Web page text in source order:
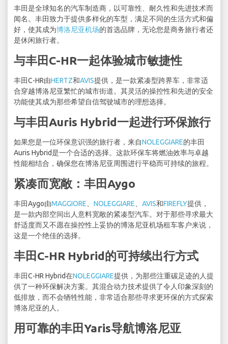
丰田是全球知名的汽车制造商，以可靠性、耐久性和先进技术而
闻名。丰田致力于提供多样化的车型，满足不同的生活方式和偏
好，使其成为博洛尼亚机场的首选品牌，无论您是商务旅行者还
是休闲旅行者。
与丰田C-HR一起体验城市敏捷性
丰田C-HR由HERTZ和AVIS提供，是一款紧凑型跨界车，非常适
合穿越博洛尼亚繁忙的城市街道。其灵活的操控性和先进的安全
功能使其成为那些希望自信驾驶城市的理想选择。
与丰田Auris Hybrid一起进行环保旅行
如果您是一位环保意识强的旅行者，来自NOLEGGIARE的丰田
Auris Hybrid是一个合适的选择。这款环保车将燃油效率与卓越
性能相结合，确保您在博洛尼亚周围进行平稳而可持续的旅程。
紧凑而宽敞：丰田Aygo
丰田Aygo由MAGGIORE NOLEGGIARE AVIS和FIREFLY提供，
是一款内部空间出人意料宽敞的紧凑型汽车。对于那些寻求最大
舒适度而又不愿在操控性上妥协的博洛尼亚机场租车客户来说，
这是一个绝佳的选择。
丰田C-HR Hybrid的可持续出行方式
丰田C-HR Hybrid在NOLEGGIARE提供，为那些注重碳足迹的人提
供了一种环保解决方案。其混合动力技术提供了令人印象深刻的
低排放，而不会牺牲性能，非常适合那些寻求更环保的方式探索
博洛尼亚的人。
用可靠的丰田Yaris导航博洛尼亚